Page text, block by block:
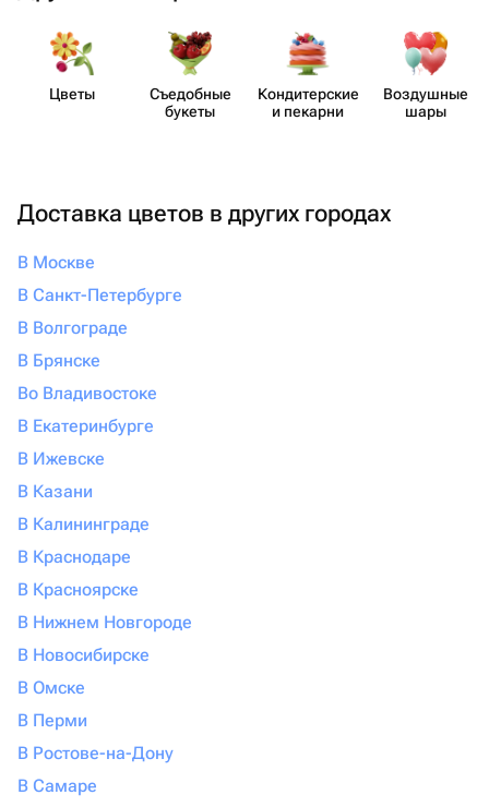
Цветы
Съедобные
букеты
Кондит​ерские
и пекарни
Воздушные
шары
Доставка цветов в других городах
В Москве
В Санкт-Петербурге
В Волгограде
В Брянске
Во Владивостоке
В Екатеринбурге
В Ижевске
В Казани
В Калининграде
В Краснодаре
В Красноярске
В Нижнем Новгороде
В Новосибирске
В Омске
В Перми
В Ростове-на-Дону
В Самаре